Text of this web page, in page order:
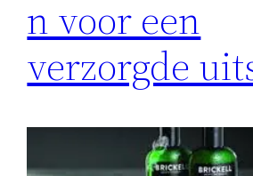
n voor een
verzorgde